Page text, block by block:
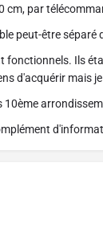
cm, par
peut-être séparé
fonctionnels. Ils
d'acquérir mais
10ème